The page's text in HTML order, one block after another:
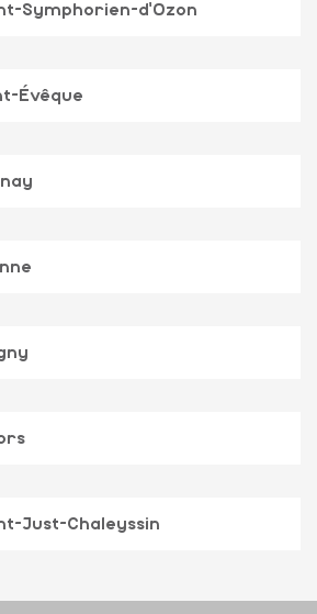
Symphorien-d'Ozon
Évêque
Just-Chaleyssin